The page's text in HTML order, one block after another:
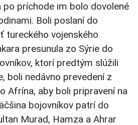
po príchode im bolo dovolené
Boli poslaní do
tureckého vojenského
presunula zo Sýrie do
ktorí predtým slúžili
boli nedávno prevedení z
Afrína, aby boli pripravení na
bojovníkov patrí do
Murad, Hamza a Ahrar